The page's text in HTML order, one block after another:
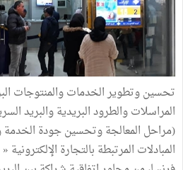
تحسين وتطوير الخدمات والمنتوجات
المراسلات والطرود البريدية والبريد
(مراحل المعالجة وتحسين جودة